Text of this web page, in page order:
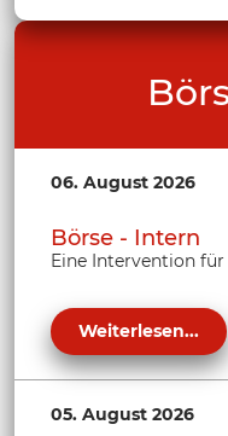
06. August 2026
Börse - Intern
Eine Intervention
Weiterlesen...
05. August 2026